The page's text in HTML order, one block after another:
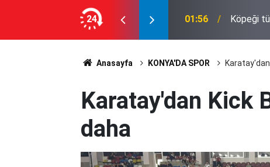
24 01:56 Köpeği
Anasayfa KONYA'DA SPOR
Karatay'dan Kick
daha